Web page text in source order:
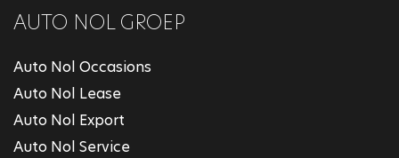
AUTO NOL GROEP
Auto Nol Occasions
Auto Nol Lease
Auto Nol Export
Auto Nol Service